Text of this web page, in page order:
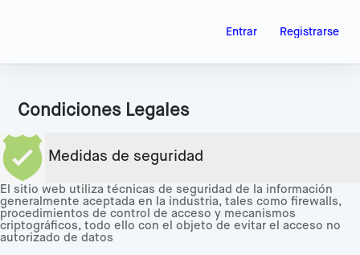
Entrar Registrarse
Condiciones Legales
Medidas de seguridad
El sitio web utiliza técnicas de seguridad de la información
generalmente aceptada en la industria, tales como firewalls,
procedimientos de control de acceso y mecanismos
criptográficos, todo ello con el objeto de evitar el acceso no
autorizado de datos